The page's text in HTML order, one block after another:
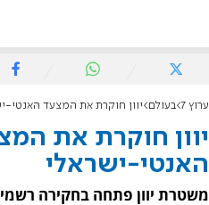
ערוץ 7 בעולם יוון חוקרת את המצעד האנטי-
יוון חוקרת את
האנטי-ישראלי
משטרת יוון פתחה בחקירה